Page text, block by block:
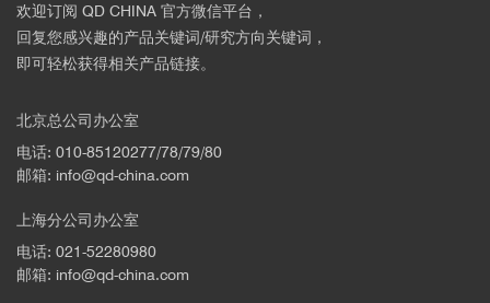
欢迎订阅 QD CHINA 官方微信平台，
回复您感兴趣的产品关键词/研究方向关键词，
即可轻松获得相关产品链接。
北京总公司办公室
电话: 010-85120277/78/79/80
邮箱: info@qd-china.com
上海分公司办公室
电话: 021-52280980
邮箱: info@qd-china.com